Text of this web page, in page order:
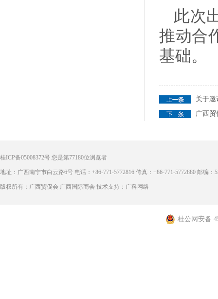
此次
推动合
基础。
关于邀
广西贸
桂ICP备05008372号 您是第77180位浏览者
地址：广西南宁市白云路6号 电话：+86-771-5772816 传真：+86-771-5772880 邮编：
版权所有：广西贸促会 广西国际商会 技术支持：广科网络
桂公网安备